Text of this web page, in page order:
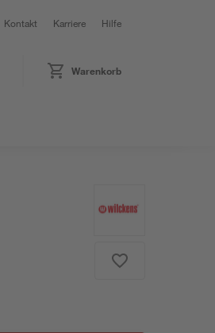
Kontakt Karriere Hilfe
Warenkorb